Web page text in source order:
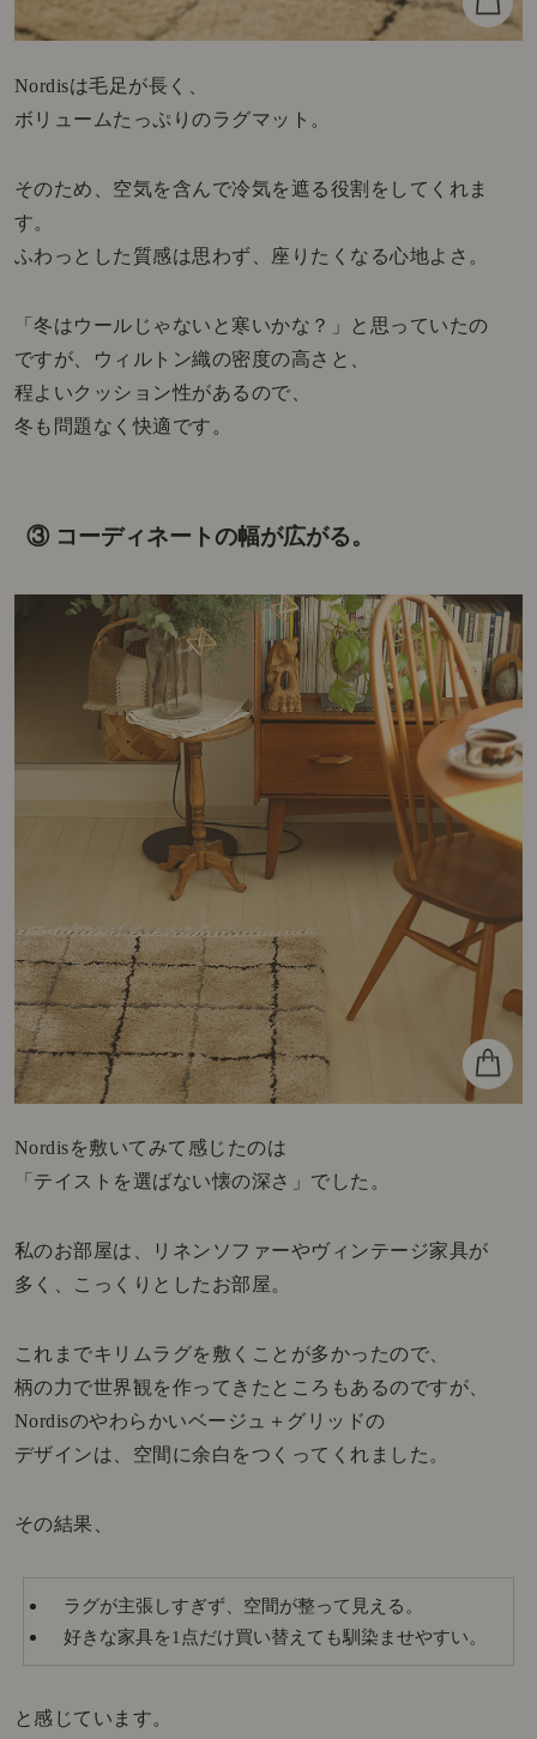
Nordisは毛足が長く、
ボリュームたっぷりのラグマット。
そのため、空気を含んで冷気を遮る役割をしてくれま
す。
ふわっとした質感は思わず、座りたくなる心地よさ。
「冬はウールじゃないと寒いかな？」と思っていたの
ですが、ウィルトン織の密度の高さと、
程よいクッション性があるので、
冬も問題なく快適です。
③ コーディネートの幅が広がる。
Nordisを敷いてみて感じたのは
「テイストを選ばない懐の深さ」でした。
私のお部屋は、リネンソファーやヴィンテージ家具が
多く、こっくりとしたお部屋。
これまでキリムラグを敷くことが多かったので、
柄の力で世界観を作ってきたところもあるのですが、
Nordisのやわらかいベージュ＋グリッドの
デザインは、空間に余白をつくってくれました。
その結果、
ラグが主張しすぎず、空間が整って見える。
好きな家具を1点だけ買い替えても馴染ませやすい。
と感じています。